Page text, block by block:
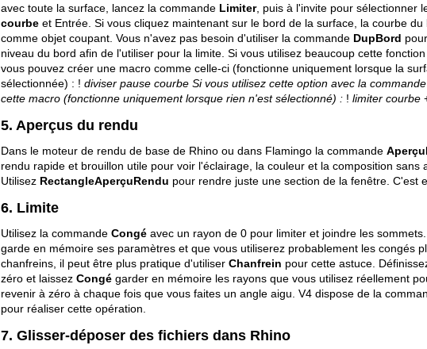
avec toute la surface, lancez la commande Limiter, puis à l'invite pour sélectionner
courbe et Entrée. Si vous cliquez maintenant sur le bord de la surface, la courbe
comme objet coupant. Vous n'avez pas besoin d'utiliser la commande DupBord
niveau du bord afin de l'utiliser pour la limite. Si vous utilisez beaucoup cette
vous pouvez créer une macro comme celle-ci (fonctionne uniquement lorsque la
sélectionnée) : ! diviser pause courbe Si vous utilisez cette option avec la
cette macro (fonctionne uniquement lorsque rien n'est sélectionné) : ! limiter courbe
5. Aperçus du rendu
Dans le moteur de rendu de base de Rhino ou dans Flamingo la commande
rendu rapide et brouillon utile pour voir l'éclairage, la couleur et la composition sans
Utilisez RectangleAperçuRendu pour rendre juste une section de la fenêtre. C'est
6. Limite
Utilisez la commande Congé avec un rayon de 0 pour limiter et joindre les
garde en mémoire ses paramètres et que vous utiliserez probablement les congés
chanfreins, il peut être plus pratique d'utiliser Chanfrein pour cette astuce.
zéro et laissez Congé garder en mémoire les rayons que vous utilisez réellement
revenir à zéro à chaque fois que vous faites un angle aigu. V4 dispose de la
pour réaliser cette opération.
7. Glisser-déposer des fichiers dans Rhino